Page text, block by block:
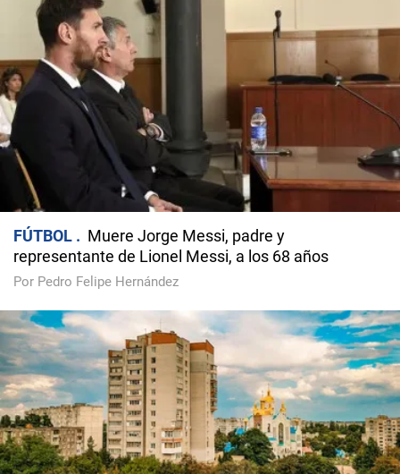
FÚTBOL
Muere Jorge Messi, padre y
representante de Lionel Messi, a los 68 años
Por Pedro Felipe Hernández